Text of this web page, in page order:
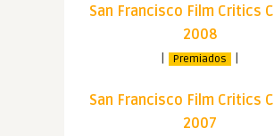
San Francisco Film Critics
2008
| Premiados |
San Francisco Film Critics
2007